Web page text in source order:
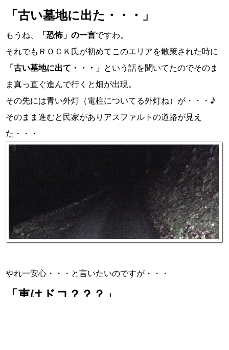
「古い墓地に出た・・・」
もうね、 「恐怖」の一言ですわ。
それでもＲＯＣＫ氏が初めてこのエリアを散策された時に
「古い墓地に出て・・・」 という話を聞いてたのでそのま
ま真っ直ぐ進んで行くと畑が出現。
その先には青い外灯（電柱についてる外灯ね）が・・・♪
そのまま進むと民家がありアスファルトの道路が見え
た・・・
やれ一安心・・・と言いたいのですが・・・
「車はドコ？？？」